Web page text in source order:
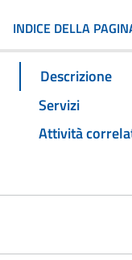
INDICE DELLA
Descrizione
Servizi
Attività